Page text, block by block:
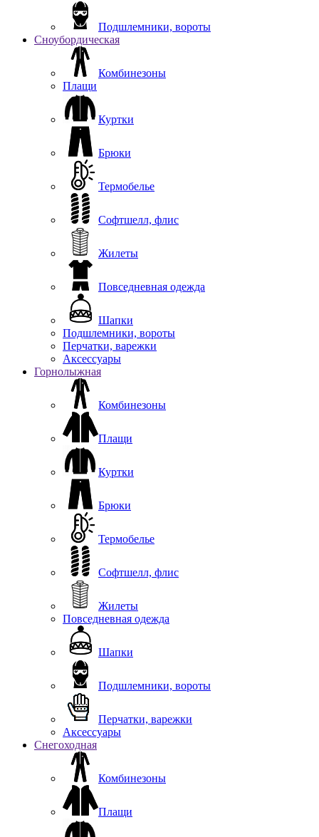
Подшлемники, вороты
Сноубордическая
Комбинезоны
Плащи
Куртки
Брюки
Термобелье
Софтшелл, флис
Жилеты
Повседневная одежда
Шапки
Подшлемники, вороты
Перчатки, варежки
Аксессуары
Горнолыжная
Комбинезоны
Плащи
Куртки
Брюки
Термобелье
Софтшелл, флис
Жилеты
Повседневная одежда
Шапки
Подшлемники, вороты
Перчатки, варежки
Аксессуары
Снегоходная
Комбинезоны
Плащи